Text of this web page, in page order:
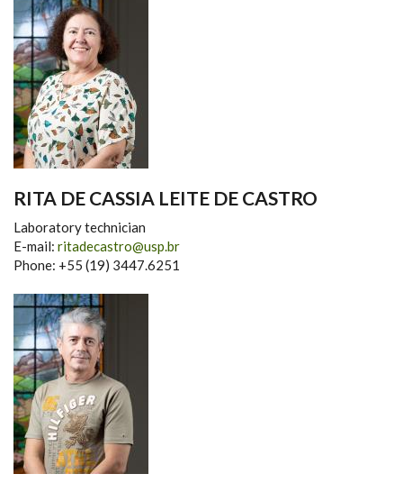
RITA DE CASSIA LEITE DE CASTRO
Laboratory technician
E-mail: ritadecastro@usp.br
Phone: +55 (19) 3447.6251